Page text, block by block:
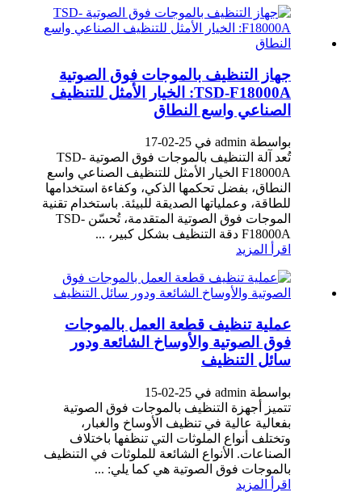
جهاز التنظيف بالموجات فوق الصوتية
TSD-F18000A: الخيار الأمثل للتنظيف
الصناعي واسع النطاق
بواسطة admin في 25-02-17
تُعد آلة التنظيف بالموجات فوق الصوتية TSD-
F18000A الخيار الأمثل للتنظيف الصناعي واسع
النطاق، بفضل تحكمها الذكي، وكفاءة استخدامها
للطاقة، وعملياتها الصديقة للبيئة. باستخدام تقنية
الموجات فوق الصوتية المتقدمة، تُحسّن TSD-
F18000A دقة التنظيف بشكل كبير، ...
اقرأ المزيد
عملية تنظيف قطعة العمل بالموجات
فوق الصوتية والأوساخ الشائعة ودور
سائل التنظيف
بواسطة admin في 25-02-15
تتميز أجهزة التنظيف بالموجات فوق الصوتية
بفعالية عالية في تنظيف الأوساخ والغبار،
وتختلف أنواع الملوثات التي تنظفها باختلاف
الصناعات. الأنواع الشائعة للملوثات في التنظيف
بالموجات فوق الصوتية هي كما يلي: ...
اقرأ المزيد